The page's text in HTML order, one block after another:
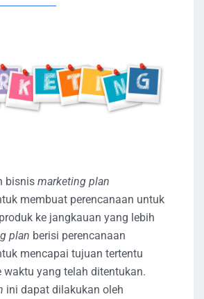
bisnis marketing plan
membuat perencanaan untuk
ke jangkauan yang lebih
plan berisi perencanaan
mencapai tujuan tertentu
waktu yang telah ditentukan.
ini dapat dilakukan oleh